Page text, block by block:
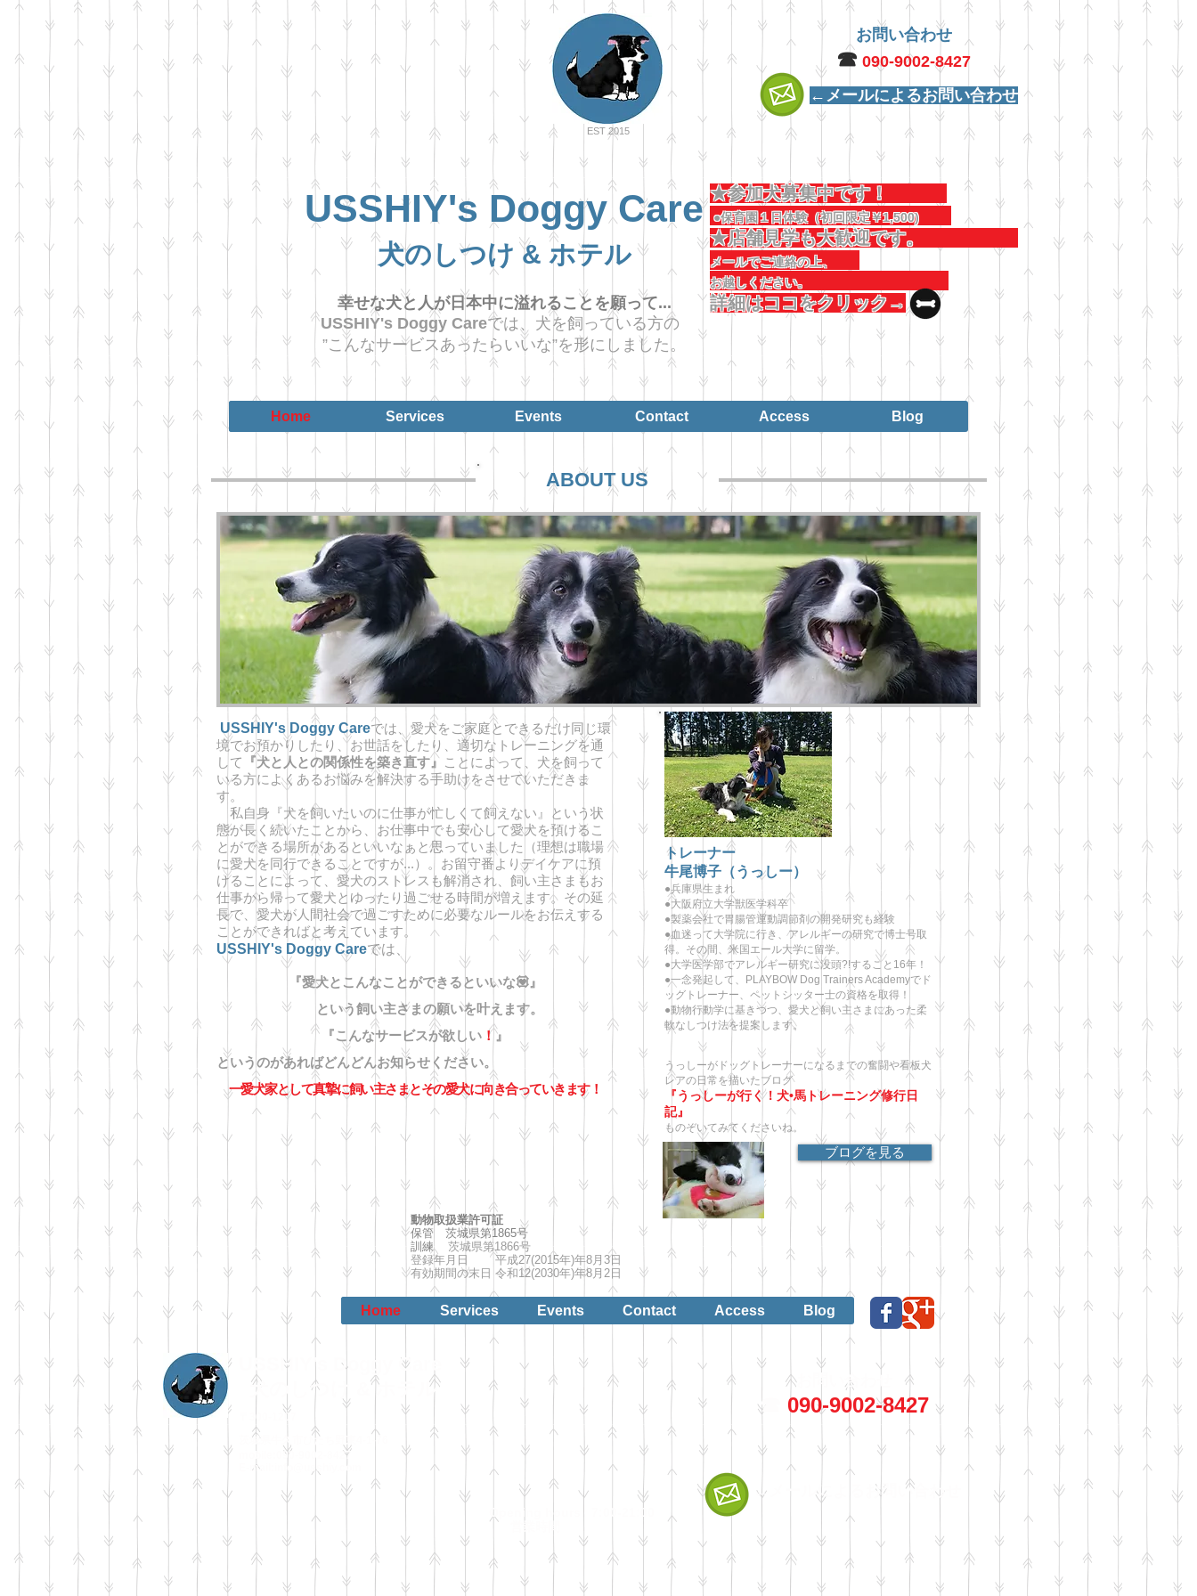
お問い合わせ
☎︎ 090-9002-8427
←メールによるお問い合わせ
USSHIY's Doggy Care
犬のしつけ & ホテル
幸せな犬と人が日本中に溢れることを願って...
USSHIY's Doggy Careでは、犬を飼っている方の
”こんなサービスあったらいいな”を形にしました。
★参加犬募集中です！
●保育園１日体験（初回限定￥1,500)
★店舗見学も大歓迎です。
メールでご連絡の上、
お越しください。
詳細はココをクリック→
Home Services Events Contact Access Blog
ABOUT US
USSHIY's Doggy Careでは、愛犬をご家庭とできるだけ同じ環
境でお預かりしたり、お世話をしたり、適切なトレーニングを通
して
『犬と人との関係性を築き直す』 ことによって、犬を飼って
いる方によくあるお悩みを解決する手助けをさせていただきま
す。
私自身『犬を飼いたいのに仕事が忙しくて飼えない』という状
態が長く続いたことから、お仕事中でも安心して愛犬を預けるこ
とができる場所があるといいなぁと思っていました（理想は職場
に愛犬を同行できることですが...）。お留守番よりデイケアに預
けることによって、愛犬のストレスも解消され、飼い主さまもお
仕事から帰って愛犬とゆったり過ごせる時間が増えます。その延
長で、愛犬が人間社会で過ごすために必要なルールをお伝えする
ことができればと考えています。
USSHIY's Doggy Careでは、
『愛犬とこんなことができるといいな💟』
という飼い主さまの願いを叶えます。
『こんなサービスが欲しい ！』
というのがあればどんどんお知らせください。
一愛犬家として真摯に飼い主さまとその愛犬に向き合っていきます！
動物取扱業許可証
保管 茨城県第1865号
訓練 茨城県第1866号
登録年月日 平成27(2015年)年8月3日
有効期間の末日 令和12(2030年)年8月2日
トレーナー
牛尾博子（うっしー）
●兵庫県生まれ
●大阪府立大学獣医学科卒
●製薬会社で胃腸管運動調節剤の開発研究も経験
●血迷って大学院に行き、アレルギーの研究で博士号取
得。その間、米国エール大学に留学。
●大学医学部でアレルギー研究に没頭?!すること16年！
●一念発起して、PLAYBOW Dog Trainers Academyでド
ッグトレーナー、ペットシッター士の資格を取得！
●動物行動学に基きつつ、愛犬と飼い主さまにあった柔
軟なしつけ法を提案します。
うっしーがドッグトレーナーになるまでの奮闘や看板犬
レアの日常を描いたブログ
『うっしーが行く！犬•馬トレーニング修行日
記』
ものぞいてみてくださいね。
ブログを見る
EST 2015
Home Services Events Contact Access Blog
USSHIY's Doggy Care
犬のしつけ & ホテル
〒300-1207
茨城県牛久市ひたち野東4-1-76
mobile:090-9002-8427
E-mail:
info@usshiy.com
Opening hours 7:00-21:00
​
営業時間
お問い合わせ
☎︎ 090-9002-8427
←メールによるお問い合わせ